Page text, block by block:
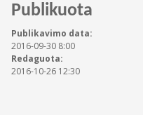
Publikuota
Publikavimo data:
2016-09-30 8:00
Redaguota:
2016-10-26 12:30